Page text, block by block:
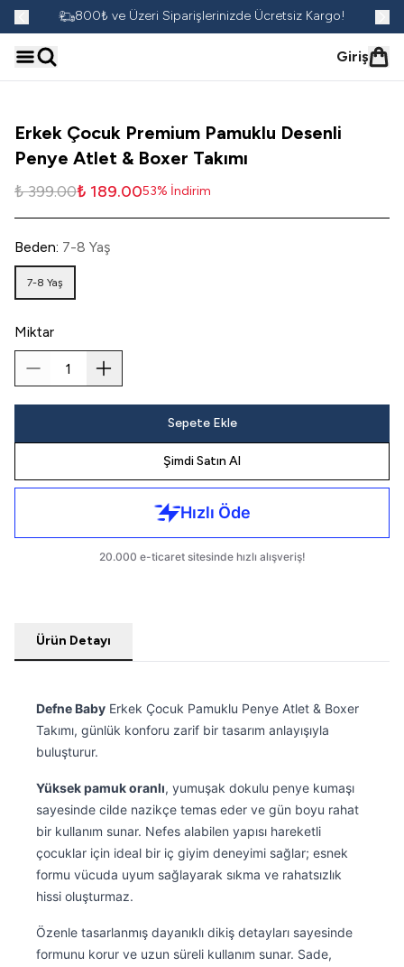
800₺ ve Üzeri Siparişlerinizde Ücretsiz Kargo!
Giriş
Erkek Çocuk Premium Pamuklu Desenli
Penye Atlet & Boxer Takımı
₺ 399.00₺ 189.0053% İndirim
Beden: 7-8 Yaş
7-8 Yaş
Miktar
Sepete Ekle
Şimdi Satın Al
Ürün Detayı
Defne Baby Erkek Çocuk Pamuklu Penye Atlet & Boxer
Takımı, günlük konforu zarif bir tasarım anlayışıyla
buluşturur.
Yüksek pamuk oranlı, yumuşak dokulu penye kumaşı
sayesinde cilde nazikçe temas eder ve gün boyu rahat
bir kullanım sunar. Nefes alabilen yapısı hareketli
çocuklar için ideal bir iç giyim deneyimi sağlar; esnek
formu vücuda uyum sağlayarak sıkma ve rahatsızlık
hissi oluşturmaz.
Özenle tasarlanmış dayanıklı dikiş detayları sayesinde
formunu korur ve uzun süreli kullanım sunar. Sade,